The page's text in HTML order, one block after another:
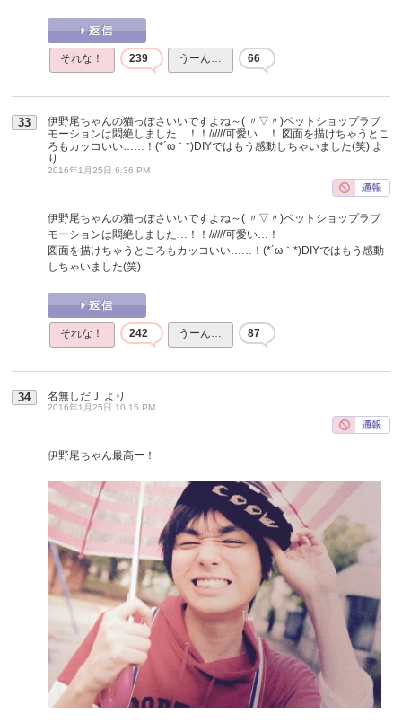
それな！ 239 うーん… 66
33
伊野尾ちゃんの猫っぽさいいですよね～( 〃▽〃)ペットショップラブ
モーションは悶絶しました…！！//////可愛い…！ 図面を描けちゃうとこ
ろもカッコいい……！(*´ω｀*)DIYではもう感動しちゃいました(笑) よ
り
2016年1月25日 6:36 PM
伊野尾ちゃんの猫っぽさいいですよね～( 〃▽〃)ペットショップラブ
モーションは悶絶しました…！！//////可愛い…！
図面を描けちゃうところもカッコいい……！(*´ω｀*)DIYではもう感動
しちゃいました(笑)
それな！ 242 うーん… 87
34 名無しだＪ より
2016年1月25日 10:15 PM
伊野尾ちゃん最高ー！